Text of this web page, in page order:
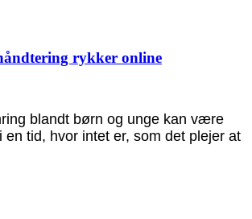
rykker online
blandt børn og unge kan være
en tid, hvor intet er, som det plejer at